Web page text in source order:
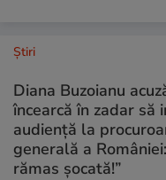
Ştiri
Diana Buzoianu
încearcă în zadar să
audiență la
generală a
rămas șocată!”